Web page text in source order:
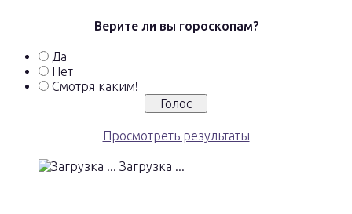
Верите ли вы гороскопам?
Да
Нет
Смотря каким!
Просмотреть результаты
Загрузка ...